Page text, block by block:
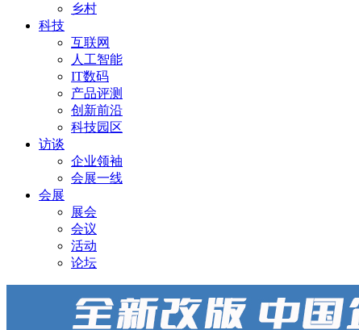
乡村
科技
互联网
人工智能
IT数码
产品评测
创新前沿
科技园区
访谈
企业领袖
会展一线
会展
展会
会议
活动
论坛